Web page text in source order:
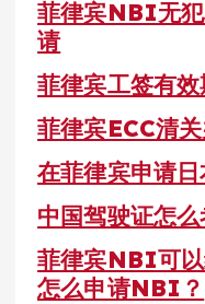
菲律宾NBI无犯
请
菲律宾工签有效
菲律宾ECC清
在菲律宾申请
中国驾驶证怎
菲律宾NBI可
怎么申请NBI？